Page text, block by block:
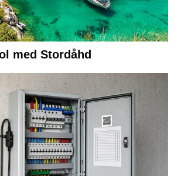
med Stordåhd